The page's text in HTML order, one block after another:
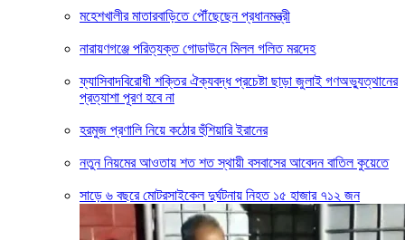
মহেশখালীর মাতারবাড়িতে পৌঁছেছেন প্রধানমন্ত্রী
নারায়ণগঞ্জে পরিত্যক্ত গোডাউনে মিলল গলিত মরদেহ
ফ্যাসিবাদবিরোধী শক্তির ঐক্যবদ্ধ প্রচেষ্টা ছাড়া জুলাই গণঅভ্যুত্থানের
প্রত্যাশা পূরণ হবে না
হরমুজ প্রণালি নিয়ে কঠোর হুঁশিয়ারি ইরানের
নতুন নিয়মের আওতায় শত শত স্থায়ী বসবাসের আবেদন বাতিল কুয়েতে
সাড়ে ৬ বছরে মোটরসাইকেল দুর্ঘটনায় নিহত ১৫ হাজার ৭১২ জন